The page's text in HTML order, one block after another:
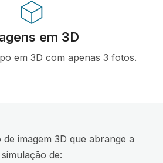
em 3D
em 3D com apenas 3 fotos.
imagem 3D que abrange a
simulação de: